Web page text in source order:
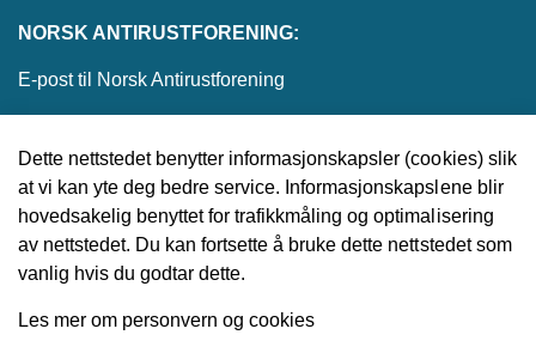
NORSK ANTIRUSTFORENING:
E-post til Norsk Antirustforening
© 2026 Norsk Antirustforening
Utviklet avUpday
Dette nettstedet benytter informasjonskapsler (cookies) slik
at vi kan yte deg bedre service. Informasjonskapslene blir
hovedsakelig benyttet for trafikkmåling og optimalisering
av nettstedet. Du kan fortsette å bruke dette nettstedet som
vanlig hvis du godtar dette.
Les mer om personvern og cookies